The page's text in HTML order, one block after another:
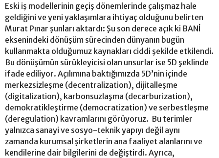
Eski iş modellerinin geçiş dönemlerinde çalışmaz hale
geldiğini ve yeni yaklaşımlara ihtiyaç olduğunu belirten
Murat Pınar şunları aktardı: Şu son derece açık ki BANİ
eksenindeki dönüşüm sürecinden dünyanın bugün
kullanmakta olduğumuz kaynakları ciddi şekilde etkilendi.
Bu dönüşümün sürükleyicisi olan unsurlar ise 5D şeklinde
ifade ediliyor. Açılımına baktığımızda 5D’nin içinde
merkezsizleşme (decentralization), dijitalleşme
(digitalization), karbonsuzlaşma (decarburization),
demokratikleştirme (democratization) ve serbestleşme
(deregulation) kavramlarını görüyoruz. Bu terimler
yalnızca sanayi ve sosyo-teknik yapıyı değil aynı
zamanda kurumsal şirketlerin ana faaliyet alanlarını ve
kendilerine dair bilgilerini de değiştirdi. Ayrıca,